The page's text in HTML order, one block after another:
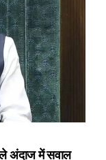
अंदाज में सवाल